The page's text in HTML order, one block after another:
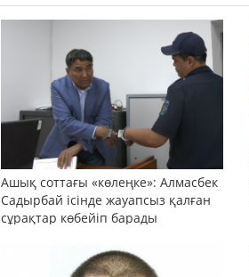
Ашық соттағы «көлеңке»: Алмасбек
Садырбай ісінде жауапсыз қалған
сұрақтар көбейіп барады